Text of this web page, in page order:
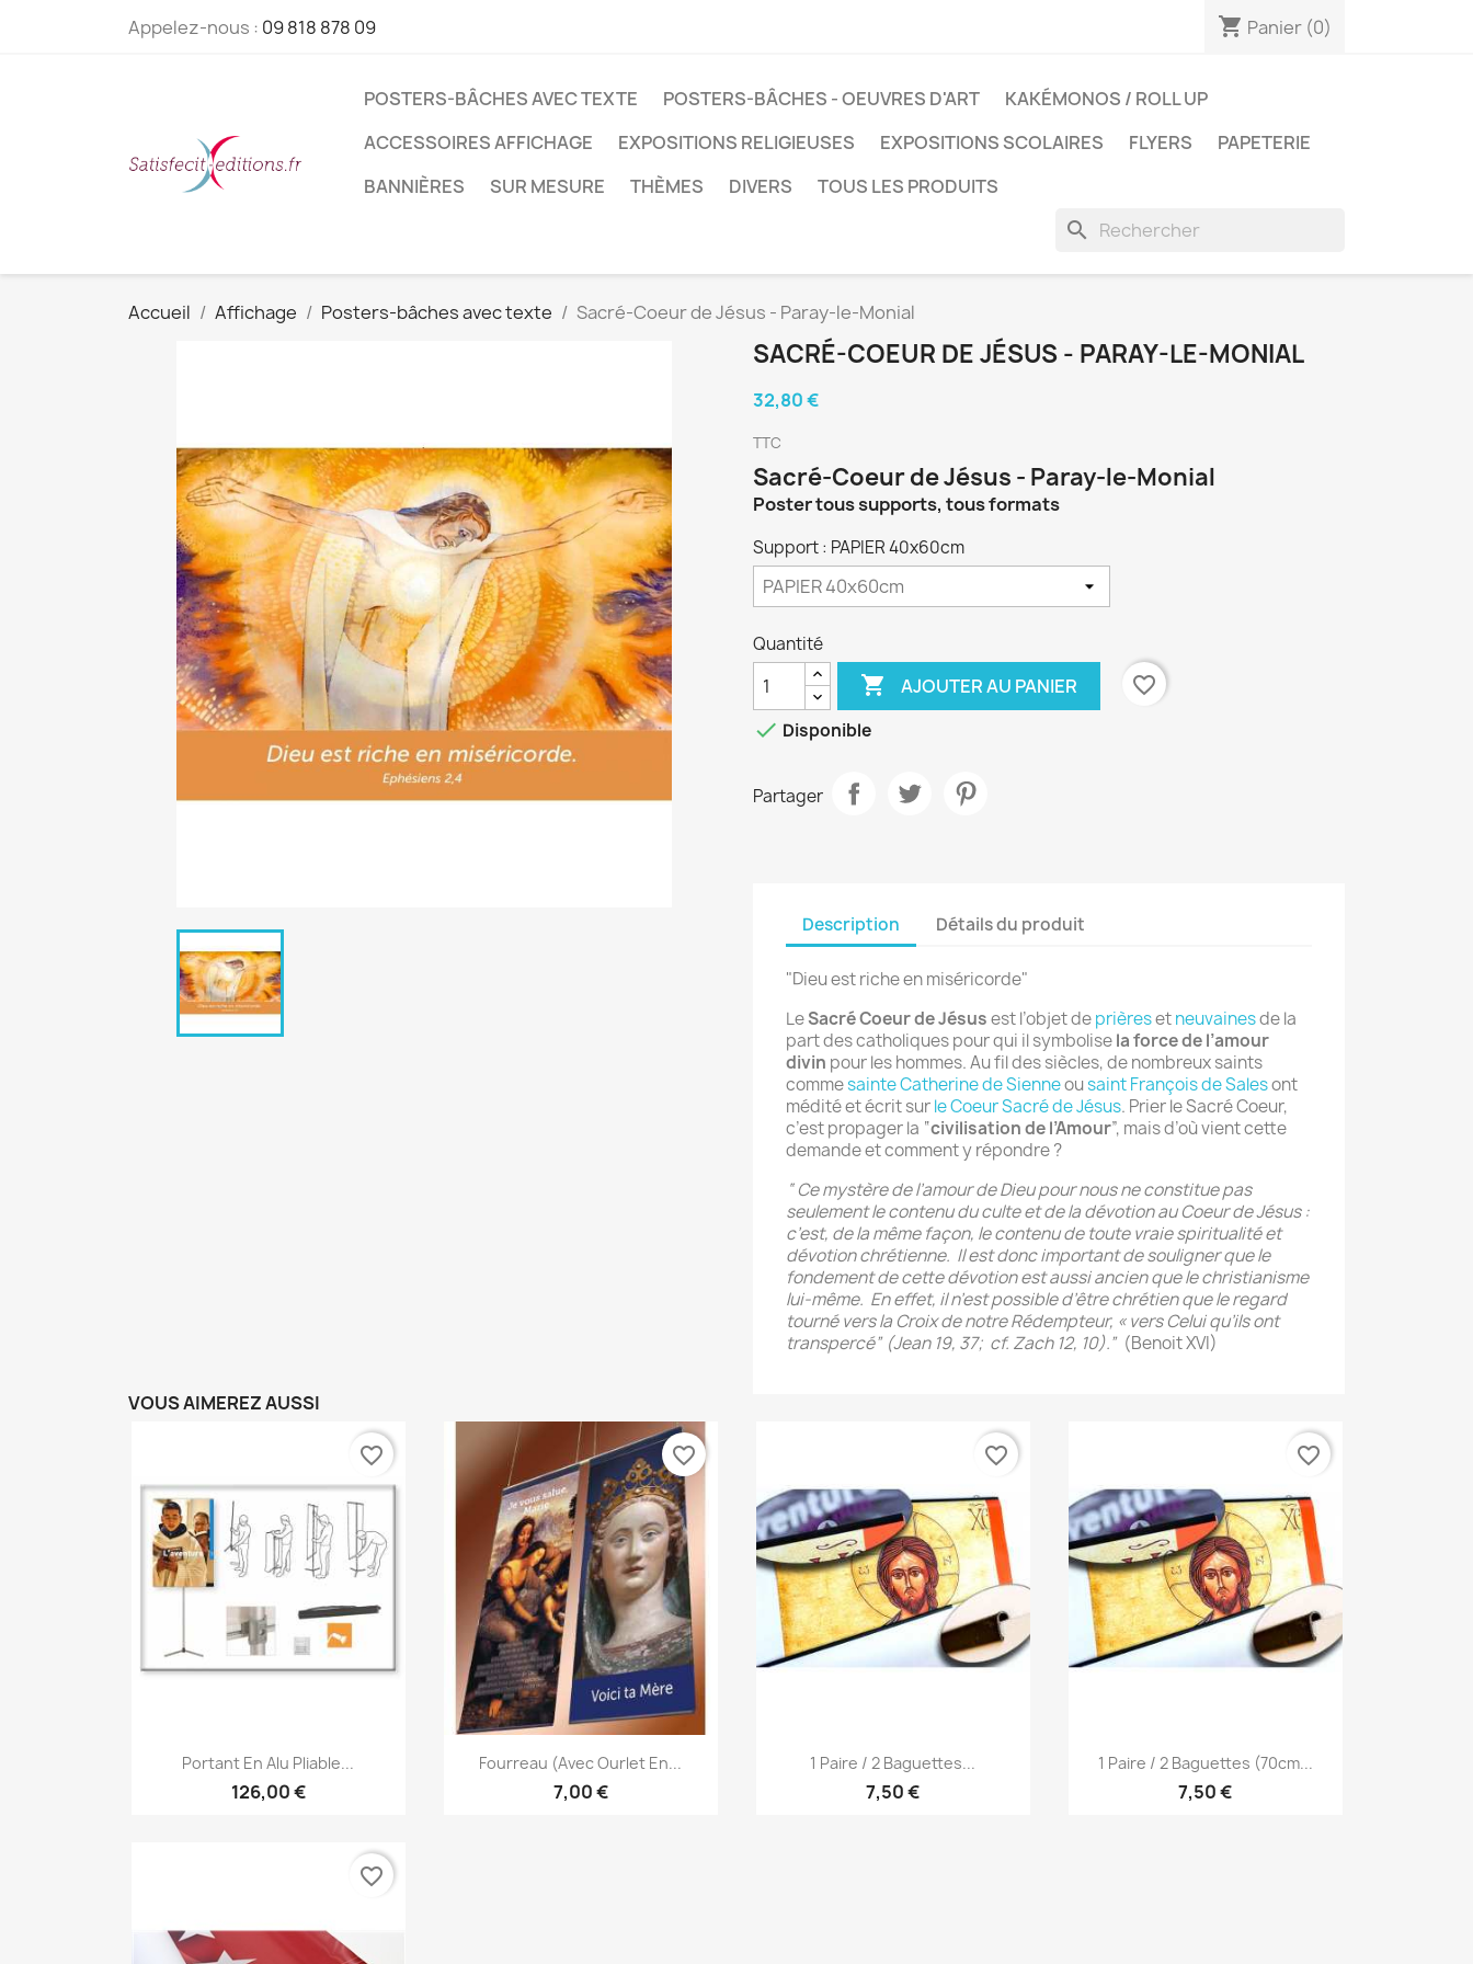
Appelez-nous : 09 818 878 09 shopping_cart Panier (0)
POSTERS-BÂCHES AVEC TEXTE POSTERS-BÂCHES - OEUVRES D'ART
KAKÉMONOS / ROLL UP
ACCESSOIRES AFFICHAGE
EXPOSITIONS RELIGIEUSES EXPOSITIONS SCOLAIRES FLYERS
PAPETERIE
BANNIÈRES
SUR MESURE THÈMES DIVERS TOUS LES PRODUITS
search
Accueil Affichage Posters-bâches avec texte Sacré-Coeur de Jésus - Paray-le-Monial
SACRÉ-COEUR DE JÉSUS - PARAY-LE-MONIAL
32,80 €
TTC
Sacré-Coeur de Jésus - Paray-le-Monial
Poster tous supports, tous formats
Support : PAPIER 40x60cm
Quantité
 AJOUTER AU PANIER
favorite_border
 Disponible
Partager
Description Détails du produit
"Dieu est riche en miséricorde"
LeSacré Coeur de Jésusest l’objet deprièresetneuvainesde la
part des catholiques pour qui il symbolisela force de l’amour
divin pour les hommes. Au fil des siècles, de nombreux saints
commesainte Catherine de Sienneousaint François de Salesont
médité et écrit surle Coeur Sacré de Jésus. Prier le Sacré Coeur,
c’est propager la “civilisation de l’Amour”, mais d’où vient cette
demande et comment y répondre ?
“ Ce mystère de l’amour de Dieu pour nous ne constitue pas
seulement le contenu du culte et de la dévotion au Coeur de Jésus :
c’est, de la même façon, le contenu de toute vraie spiritualité et
dévotion chrétienne. Il est donc important de souligner que le
fondement de cette dévotion est aussi ancien que le christianisme
lui-même. En effet, il n’est possible d’être chrétien que le regard
tourné vers la Croix de notre Rédempteur, « vers Celui qu’ils ont
transpercé” (Jean 19, 37; cf. Zach 12, 10).” (Benoit XVI)
VOUS AIMEREZ AUSSI
Aperçu rapide
Portant En Alu Pliable...
126,00 €
favorite_border
Aperçu rapide
Fourreau (avec Ourlet En...
7,00 €
favorite_border
Aperçu rapide
1 Paire / 2 Baguettes...
7,50 €
favorite_border
 Aperçu rapide
1 Paire / 2 Baguettes (70cm...
7,50 €
favorite_border
favorite_border